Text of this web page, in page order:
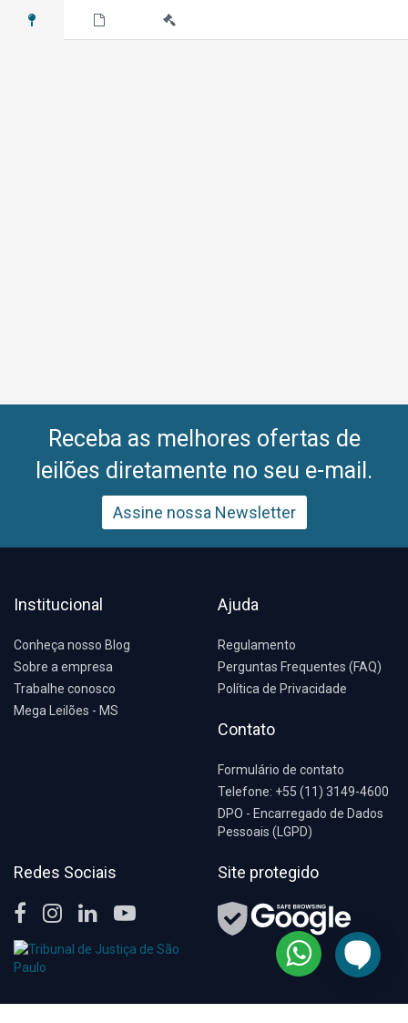
Receba as melhores ofertas de
leilões diretamente no seu e-mail.
Assine nossa Newsletter
Institucional
Conheça nosso Blog
Sobre a empresa
Trabalhe conosco
Mega Leilões - MS
Ajuda
Regulamento
Perguntas Frequentes (FAQ)
Política de Privacidade
Contato
Formulário de contato
Telefone: +55 (11) 3149-4600
DPO - Encarregado de Dados
Pessoais (LGPD)
Redes Sociais Site protegido